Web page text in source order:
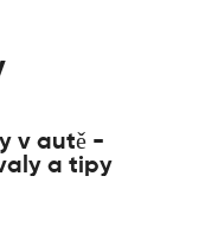
v autě -
a tipy